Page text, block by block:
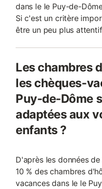
dans le le Puy-de-
Si c'est un critère
être un peu plus
Les chambres
les chèques-
Puy-de-Dôme
adaptées aux
enfants ?
D'après les données
10 % des chambres
vacances dans le le